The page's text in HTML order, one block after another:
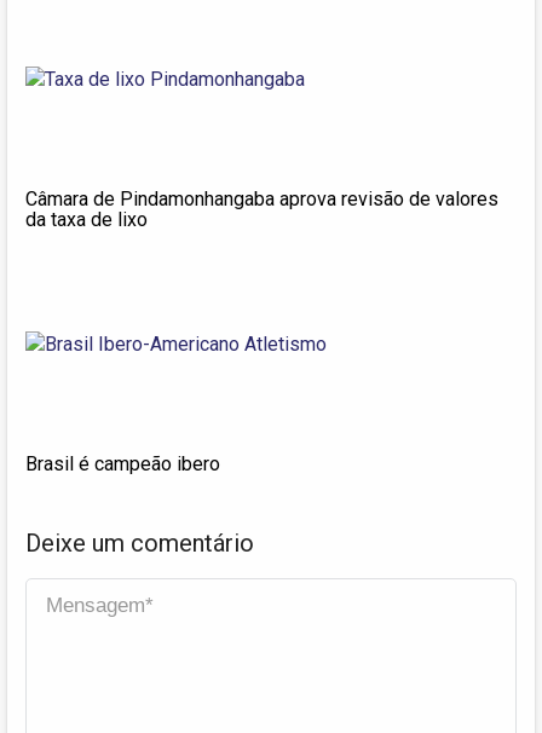
Câmara de Pindamonhangaba aprova revisão de valores
da taxa de lixo
Brasil é campeão ibero
Deixe um comentário